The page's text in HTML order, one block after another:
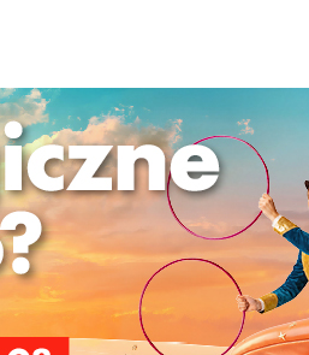
jest wyposażone -